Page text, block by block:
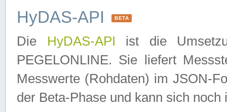
HyDAS-API BETA
Die HyDAS-API ist die
PEGELONLINE. Sie liefert
Messwerte (Rohdaten) im JSON-
der Beta-Phase und kann sich noch